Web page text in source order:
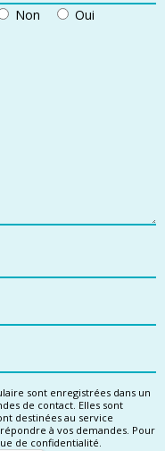
Non Oui
sont enregistrées dans un
de contact. Elles sont
destinées au service
à vos demandes. Pour
de confidentialité.